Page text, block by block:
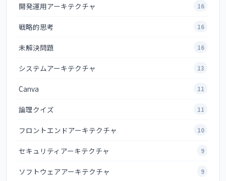
開発運用アーキテクチャ 16
戦略的思考 16
未解決問題 16
システムアーキテクチャ 13
Canva 11
論理クイズ 11
フロントエンドアーキテクチャ 10
セキュリティアーキテクチャ 9
ソフトウェアアーキテクチャ 9